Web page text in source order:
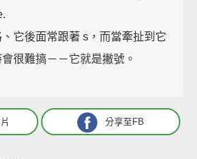
它後面常跟著 s，而當牽扯到它
很難搞－－它就是撇號。
分享至FB